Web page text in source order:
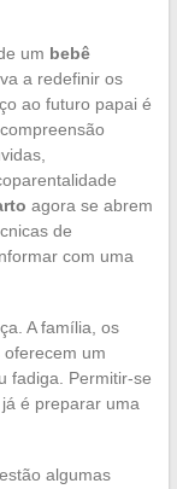
um bebê
a redefinir os
ao futuro papai é
agora se abrem
de
com uma
A família, os
oferecem um
fadiga. Permitir-se
é preparar uma
algumas